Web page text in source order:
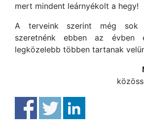
mert mindent leárnyékolt a hegy!
A terveink szerint még sok
szeretnénk ebben az évben
legközelebb többen tartanak